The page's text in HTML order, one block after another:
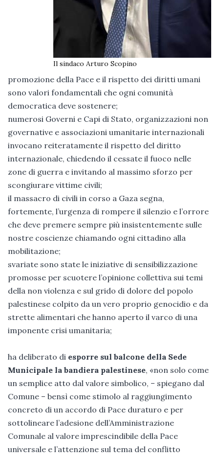
Il sindaco Arturo Scopino
promozione della Pace e il rispetto dei diritti umani
sono valori fondamentali che ogni comunità
democratica deve sostenere;
numerosi Governi e Capi di Stato, organizzazioni non
governative e associazioni umanitarie internazionali
invocano reiteratamente il rispetto del diritto
internazionale, chiedendo il cessate il fuoco nelle
zone di guerra e invitando al massimo sforzo per
scongiurare vittime civili;
il massacro di civili in corso a Gaza segna,
fortemente, l’urgenza di rompere il silenzio e l’orrore
che deve premere sempre più insistentemente sulle
nostre coscienze chiamando ogni cittadino alla
mobilitazione;
svariate sono state le iniziative di sensibilizzazione
promosse per scuotere l’opinione collettiva sui temi
della non violenza e sul grido di dolore del popolo
palestinese colpito da un vero proprio genocidio e da
strette alimentari che hanno aperto il varco di una
imponente crisi umanitaria;
ha deliberato di esporre sul balcone della Sede
Municipale la bandiera palestinese, «non solo come
un semplice atto dal valore simbolico, – spiegano dal
Comune – bensì come stimolo al raggiungimento
concreto di un accordo di Pace duraturo e per
sottolineare l’adesione dell’Amministrazione
Comunale al valore imprescindibile della Pace
universale e l’attenzione sul tema del conflitto